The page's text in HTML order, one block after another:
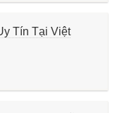
Tín Tại Việt